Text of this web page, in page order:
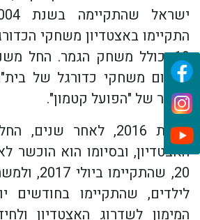
התקיימו באצטדיון משחקי
במקום משחקי כדורגל של
הנוער של "הפועל קטמון".
בשנת 2016, לאחר
האצטדיון, ובסיומו הוא הוכשר
20,
המימון לשדרוג האצטדיון